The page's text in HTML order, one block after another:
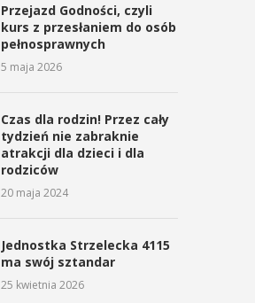
Przejazd Godności, czyli
kurs z przesłaniem do osób
pełnosprawnych
5 maja 2026
Czas dla rodzin! Przez cały
tydzień nie zabraknie
atrakcji dla dzieci i dla
rodziców
20 maja 2024
Jednostka Strzelecka 4115
ma swój sztandar
25 kwietnia 2026